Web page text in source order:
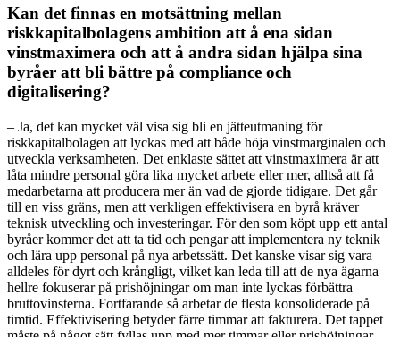
Kan det finnas en motsättning mellan
riskkapitalbolagens ambition att å ena sidan
vinstmaximera och att å andra sidan hjälpa sina
byråer att bli bättre på compliance och
digitalisering?
– Ja, det kan mycket väl visa sig bli en jätteutmaning för
riskkapitalbolagen att lyckas med att både höja vinstmarginalen och
utveckla verksamheten. Det enklaste sättet att vinstmaximera är att
låta mindre personal göra lika mycket arbete eller mer, alltså att få
medarbetarna att producera mer än vad de gjorde tidigare. Det går
till en viss gräns, men att verkligen effektivisera en byrå kräver
teknisk utveckling och investeringar. För den som köpt upp ett antal
byråer kommer det att ta tid och pengar att implementera ny teknik
och lära upp personal på nya arbetssätt. Det kanske visar sig vara
alldeles för dyrt och krångligt, vilket kan leda till att de nya ägarna
hellre fokuserar på prishöjningar om man inte lyckas förbättra
bruttovinsterna. Fortfarande så arbetar de flesta konsoliderade på
timtid. Effektivisering betyder färre timmar att fakturera. Det tappet